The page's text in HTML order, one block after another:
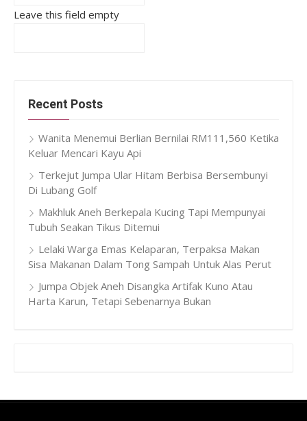
Leave this field empty
Recent Posts
Wanita Menemui Berlian Bernilai RM111,560 Ketika
Keluar Mencari Kayu Api
Terkejut Jumpa Ular Hitam Berbisa Bersembunyi
Di Lubang Golf
Makhluk Aneh Berkepala Kucing Tapi Mempunyai
Tubuh Seakan Tikus Ditemui
Lelaki Warga Emas Kelaparan, Terpaksa Makan
Sisa Makanan Dalam Tong Sampah Untuk Alas Perut
Jumpa Objek Aneh Disangka Artifak Kuno Atau
Harta Karun, Tetapi Sebenarnya Bukan